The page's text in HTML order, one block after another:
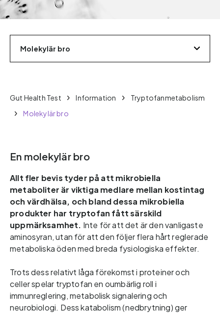
Molekylär bro
Gut Health Test Information
Tryptofanmetabolism
Molekylär bro
En molekylär bro
Allt fler bevis tyder på att mikrobiella
metaboliter är viktiga medlare mellan kostintag
och värdhälsa, och bland dessa mikrobiella
produkter har tryptofan fått särskild
uppmärksamhet. Inte för att det är den vanligaste
aminosyran, utan för att den följer flera hårt reglerade
metaboliska öden med breda fysiologiska effekter.
Trots dess relativt låga förekomst i proteiner och
celler spelar tryptofan en oumbärlig roll i
immunreglering, metabolisk signalering och
neurobiologi. Dess katabolism (nedbrytning) ger